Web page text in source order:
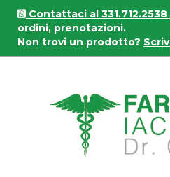
Passa
contenuto
principale
Contattaci al 331.712.2538
ordini, prenotazioni.
Non trovi un prodotto?